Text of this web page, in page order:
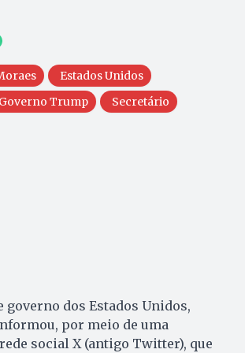
Estados Unidos
Governo Trump
Secretário
governo dos Estados Unidos,
por meio de uma
social X (antigo Twitter), que